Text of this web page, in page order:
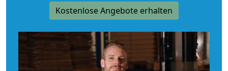
Kostenlose Angebote erhalten